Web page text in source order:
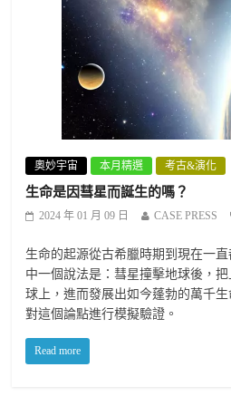
奧妙宇宙 本月精選 考古&演化
生命是因彗星而誕生的嗎？
2024 年 01 月 09 日 CASE PRESS
生命的起源從古希臘時期到現在一
中一個說法是：彗星撞擊地球後，
球上，進而發展出如今蓬勃的萬千
對這個論點進行模擬驗證。
Read more